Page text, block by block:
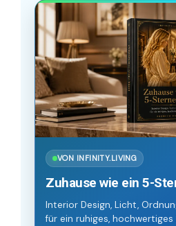
VON INFINITY.LIVING
Zuhause wie ein 5-
Interior Design, Licht,
für ein ruhiges, hochwertiges